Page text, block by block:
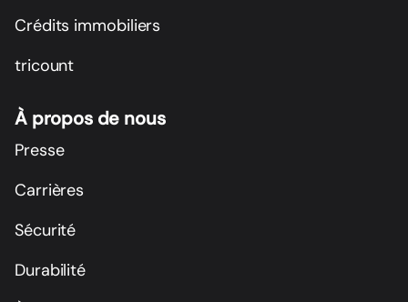
Crédits immobiliers
tricount
À propos de nous
Presse
Carrières
Sécurité
Durabilité